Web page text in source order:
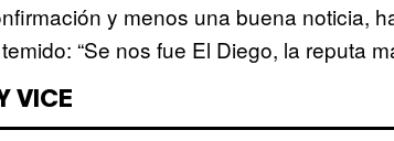
y menos una buena noticia,
“Se nos fue El Diego, la reputa
VICE